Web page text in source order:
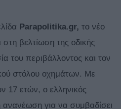
Parapolitika.gr, το νέο
βελτίωση της οδικής
του περιβάλλοντος και τον
στόλου οχημάτων. Με
17 ετών, ο ελληνικός
ανανέωση για να συμβαδίσει